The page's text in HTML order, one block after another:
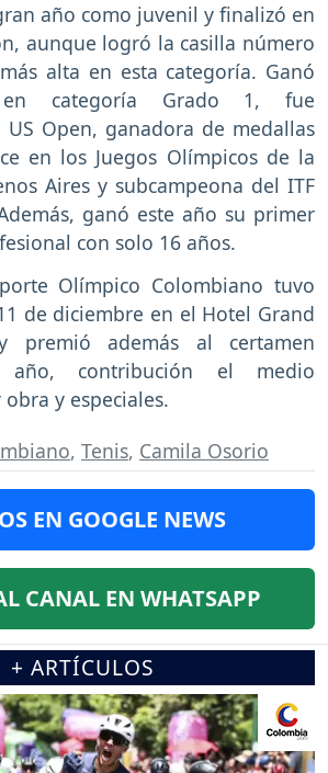
año como juvenil y finalizó en
aunque logró la casilla número
alta en esta categoría. Ganó
categoría Grado 1, fue
Open, ganadora de medallas
en los Juegos Olímpicos de la
Aires y subcampeona del ITF
ganó este año su primer
con solo 16 años.
Olímpico Colombiano tuvo
de diciembre en el Hotel Grand
premió además al certamen
contribución el medio
y especiales.
, Tenis, Camila Osorio
EN GOOGLE NEWS
CANAL EN WHATSAPP
+ ARTÍCULOS